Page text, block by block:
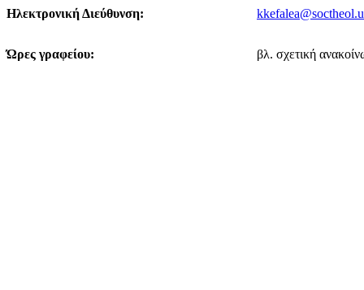
Ηλεκτρονική Διεύθυνση:
Ώρες γραφείου: βλ. σχετική